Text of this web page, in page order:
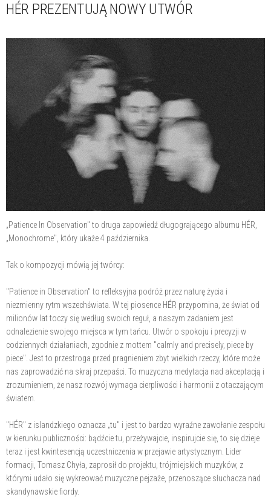
HÉR PREZENTUJĄ NOWY UTWÓR
„Patience In Observation" to druga zapowiedź długogrającego albumu HÉR,
„Monochrome", który ukaże 4 października.
Tak o kompozycji mówią jej twórcy:
"Patience in Observation" to refleksyjna podróż przez naturę życia i
niezmienny rytm wszechświata. W tej piosence HÉR przypomina, że świat od
milionów lat toczy się według swoich reguł, a naszym zadaniem jest
odnalezienie swojego miejsca w tym tańcu. Utwór o spokoju i precyzji w
codziennych działaniach, zgodnie z mottem "calmly and precisely, piece by
piece". Jest to przestroga przed pragnieniem zbyt wielkich rzeczy, które może
nas zaprowadzić na skraj przepaści. To muzyczna medytacja nad akceptacją i
zrozumieniem, że nasz rozwój wymaga cierpliwości i harmonii z otaczającym
światem.
"HÉR" z islandzkiego oznacza „tu" i jest to bardzo wyraźne zawołanie zespołu
w kierunku publiczności: bądźcie tu, przeżywajcie, inspirujcie się, to się dzieje
teraz i jest kwintesencją uczestniczenia w przejawie artystycznym. Lider
formacji, Tomasz Chyła, zaprosił do projektu, trójmiejskich muzyków, z
którymi udało się wykreować muzyczne pejzaże, przenoszące słuchacza nad
skandynawskie fiordy.